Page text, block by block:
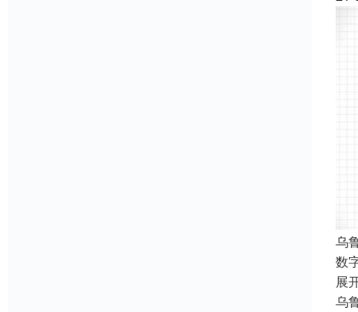
乌
数
展
乌